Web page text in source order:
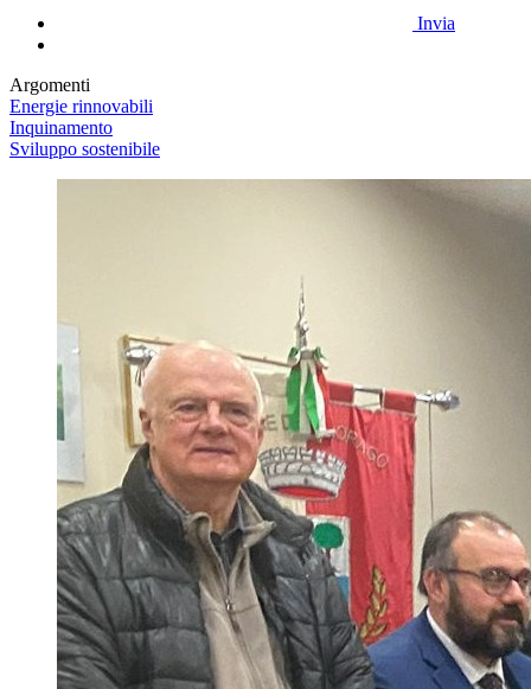
Invia
Argomenti
Energie rinnovabili
Inquinamento
Sviluppo sostenibile